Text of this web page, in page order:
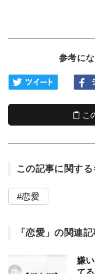
参考に
こ
この記事に関す
恋愛
「恋愛」の関連記
嫌